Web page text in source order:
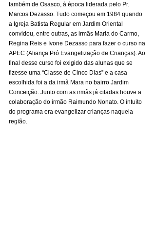
também de Osasco, à época liderada pelo Pr.
Marcos Dezasso. Tudo começou em 1984 quando
a Igreja Batista Regular em Jardim Oriental
convidou, entre outras, as irmãs Maria do Carmo,
Regina Reis e Ivone Dezasso para fazer o curso na
APEC (Aliança Pró Evangelização de Crianças). Ao
final desse curso foi exigido das alunas que se
fizesse uma “Classe de Cinco Dias” e a casa
escolhida foi a da irmã Mara no bairro Jardim
Conceição. Junto com as irmãs já citadas houve a
colaboração do irmão Raimundo Nonato. O intuito
do programa era evangelizar crianças naquela
região.